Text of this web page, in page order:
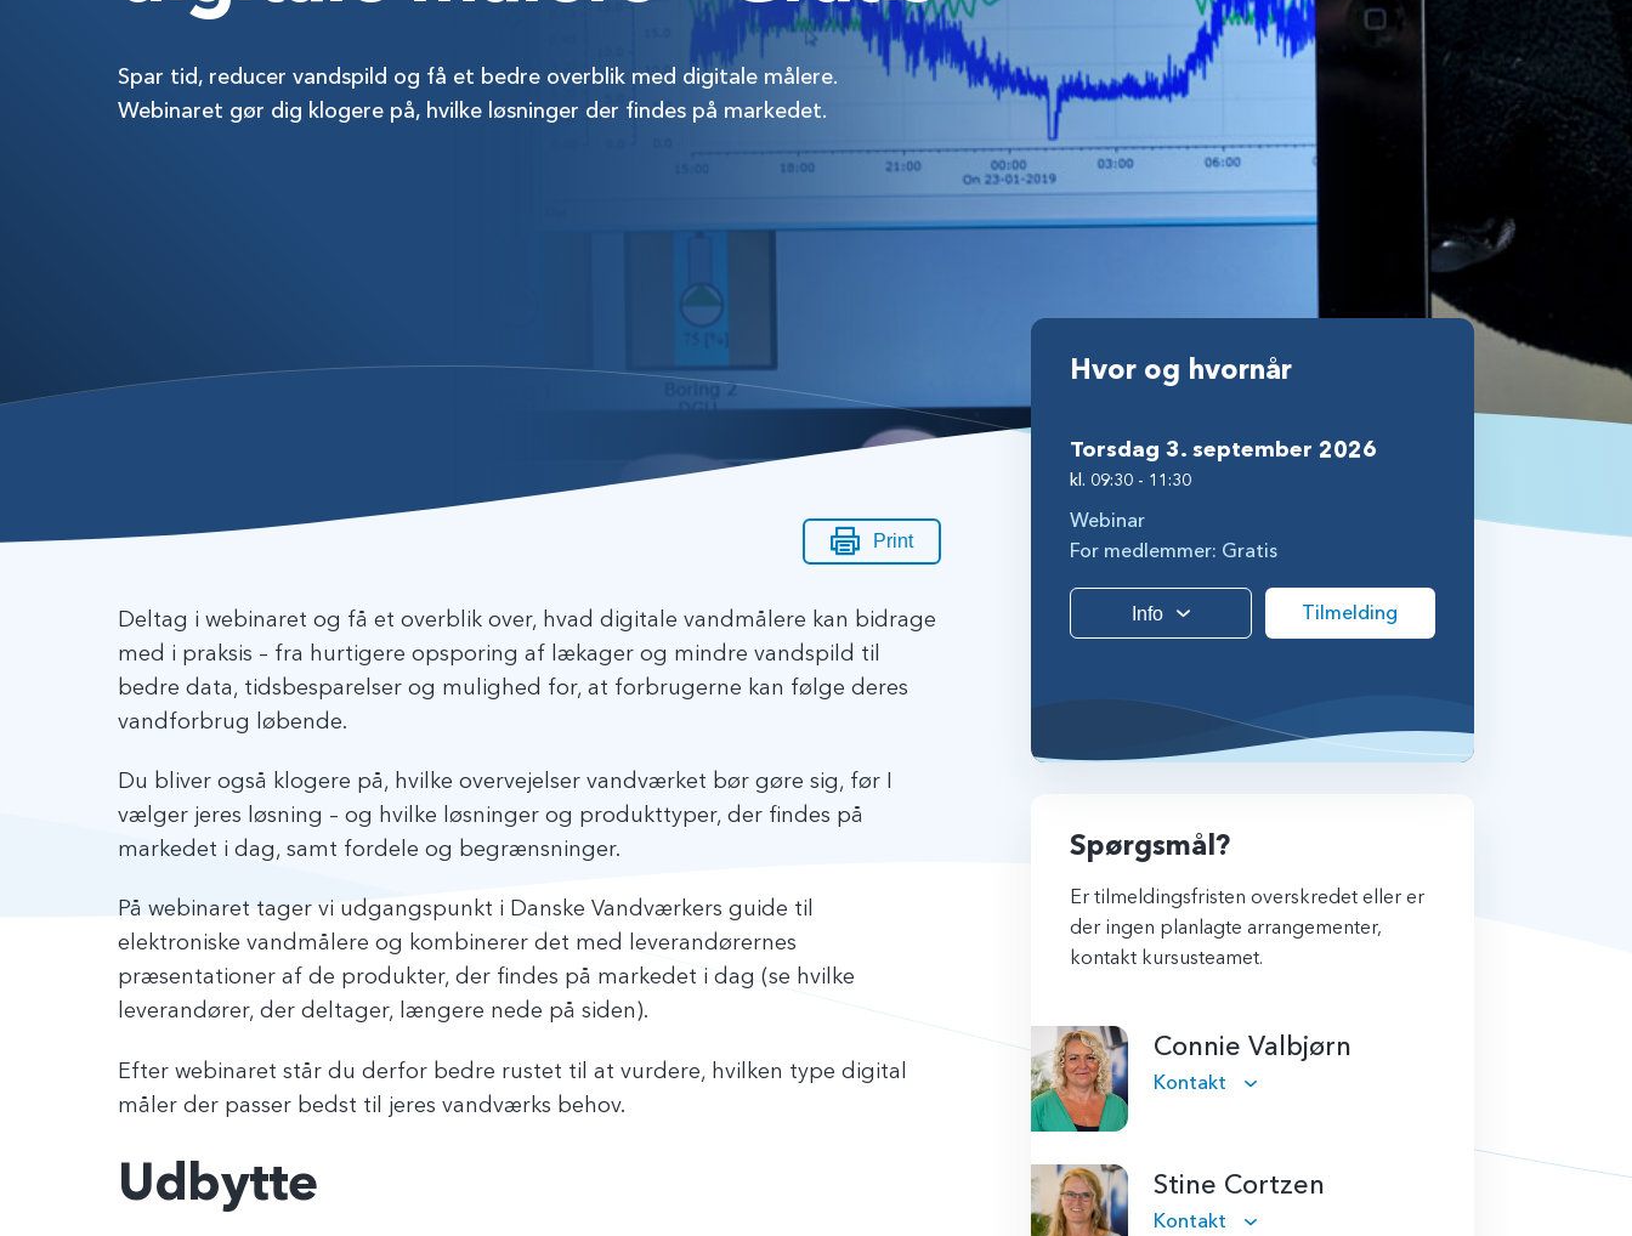
Spar tid, reducer vandspild og få et bedre overblik med digitale målere.
Webinaret gør dig klogere på, hvilke løsninger der findes på markedet.
Print
Deltag i webinaret og få et overblik over, hvad digitale vandmålere kan bidrage
med i praksis – fra hurtigere opsporing af lækager og mindre vandspild til
bedre data, tidsbesparelser og mulighed for, at forbrugerne kan følge deres
vandforbrug løbende.
Du bliver også klogere på, hvilke overvejelser vandværket bør gøre sig, før I
vælger jeres løsning – og hvilke løsninger og produkttyper, der findes på
markedet i dag, samt fordele og begrænsninger.
På webinaret tager vi udgangspunkt i Danske Vandværkers guide til
elektroniske vandmålere og kombinerer det med leverandørernes
præsentationer af de produkter, der findes på markedet i dag (se hvilke
leverandører, der deltager, længere nede på siden).
Efter webinaret står du derfor bedre rustet til at vurdere, hvilken type digital
måler der passer bedst til jeres vandværks behov.
Udbytte
Hvor og hvornår
torsdag 3. september 2026
kl. 09:30 - 11:30
Webinar
For medlemmer: Gratis
Info Tilmelding
Spørgsmål?
Er tilmeldingsfristen overskredet eller er
der ingen planlagte arrangementer,
kontakt kursusteamet.
Connie Valbjørn
Kontakt
Stine Cortzen
Kontakt